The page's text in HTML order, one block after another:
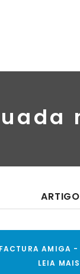
FACTURA AMIGA -
LEIA